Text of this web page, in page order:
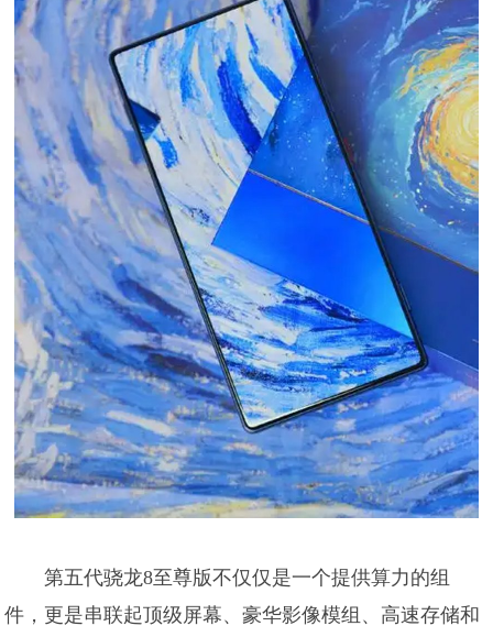
第五代骁龙8至尊版不仅仅是一个提供算力的组
件，更是串联起顶级屏幕、豪华影像模组、高速存储和